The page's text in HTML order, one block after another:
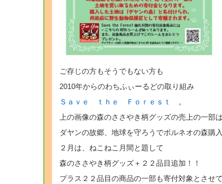
ご存じの方もそうでもない方も
2010年からのわちふぃーるどの取り組み
Ｓａｖｅ ｔｈｅ Ｆｏｒｅｓｔ
。
上の画像の森のささやき柄グッズの売上の一部
ダヤンの故郷、地球を守ろうでボルネオの森購
２月は、ねこねこ月間と題して
森のささやき柄グッズ＋２２品目追加！！
プラス２２品目の商品の一部も寄付対象とさせ